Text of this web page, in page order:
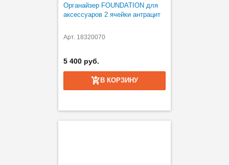
Органайзер FOUNDATION для
аксессуаров 2 ячейки антрацит
Арт. 18320070
5 400 руб.
В КОРЗИНУ